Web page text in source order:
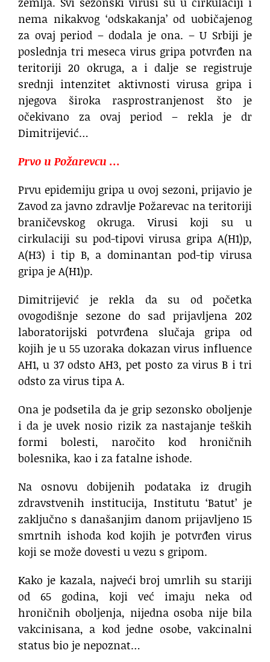
nema nikakvog ‘odskakanja’ od uobičajenog
za ovaj period – dodala je ona. – U Srbiji je
poslednja tri meseca virus gripa potvrđen na
teritoriji 20 okruga, a i dalje se registruje
srednji intenzitet aktivnosti virusa gripa i
njegova široka rasprostranjenost što je
očekivano za ovaj period – rekla je dr
Dimitrijević…
Prvo u Požarevcu …
Prvu epidemiju gripa u ovoj sezoni, prijavio je
Zavod za javno zdravlje Požarevac na teritoriji
braničevskog okruga. Virusi koji su u
cirkulaciji su pod-tipovi virusa gripa A(H1)p,
A(H3) i tip B, a dominantan pod-tip virusa
gripa je A(H1)p.
Dimitrijević je rekla da su od početka
ovogodišnje sezone do sad prijavljena 202
laboratorijski potvrđena slučaja gripa od
kojih je u 55 uzoraka dokazan virus influence
AH1, u 37 odsto AH3, pet posto za virus B i tri
odsto za virus tipa A.
Ona je podsetila da je grip sezonsko oboljenje
i da je uvek nosio rizik za nastajanje teških
formi bolesti, naročito kod hroničnih
bolesnika, kao i za fatalne ishode.
Na osnovu dobijenih podataka iz drugih
zdravstvenih institucija, Institutu ‘Batut’ je
zaključno s današanjim danom prijavljeno 15
smrtnih ishoda kod kojih je potvrđen virus
koji se može dovesti u vezu s gripom.
Kako je kazala, najveći broj umrlih su stariji
od 65 godina, koji već imaju neka od
hroničnih oboljenja, nijedna osoba nije bila
vakcinisana, a kod jedne osobe, vakcinalni
status bio je nepoznat…